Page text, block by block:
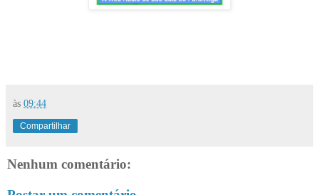
às 09:44
Compartilhar
Nenhum comentário: